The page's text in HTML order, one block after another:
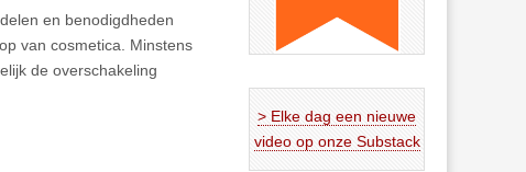
en benodigdheden
van cosmetica. Minstens
de overschakeling
> Elke dag een nieuwe
video op onze Substack